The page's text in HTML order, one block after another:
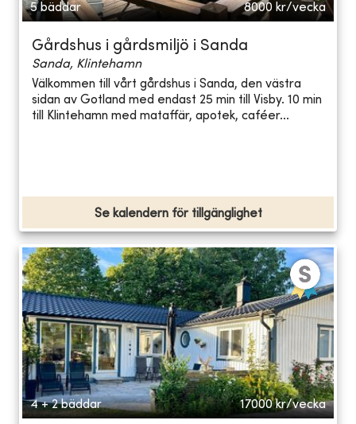
5 bäddar 8000 kr/vecka
Gårdshus i gårdsmiljö i Sanda
Sanda, Klintehamn
Välkommen till vårt gårdshus i Sanda, den västra
sidan av Gotland med endast 25 min till Visby. 10 min
till Klintehamn med mataffär, apotek, caféer...
Se kalendern för tillgänglighet
4 + 2 bäddar 17000 kr/vecka